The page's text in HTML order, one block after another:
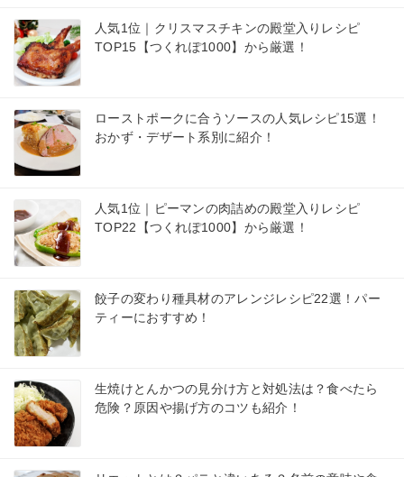
人気1位｜クリスマスチキンの殿堂入りレシピ
TOP15【つくれぽ1000】から厳選！
ローストポークに合うソースの人気レシピ15選！
おかず・デザート系別に紹介！
人気1位｜ピーマンの肉詰めの殿堂入りレシピ
TOP22【つくれぽ1000】から厳選！
餃子の変わり種具材のアレンジレシピ22選！パー
ティーにおすすめ！
生焼けとんかつの見分け方と対処法は？食べたら
危険？原因や揚げ方のコツも紹介！